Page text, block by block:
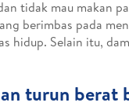
tidak mau makan
berimbas pada
hidup. Selain itu,
turun berat